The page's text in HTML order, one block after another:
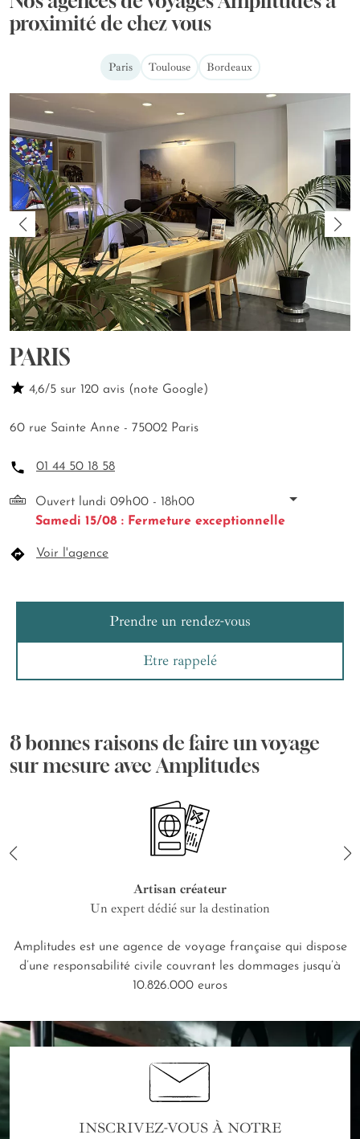
proximité de chez vous
Paris Toulouse Bordeaux
PARIS
4,6/5 sur 120 avis (note Google)
60 rue Sainte Anne - 75002 Paris
01 44 50 18 58
Ouvert lundi 09h00 - 18h00
Samedi 15/08 : Fermeture exceptionnelle
Voir l'agence
Prendre un rendez-vous
Etre rappelé
8 bonnes raisons de faire un voyage
sur mesure avec Amplitudes
Artisan créateur
Un expert dédié sur la destination
Amplitudes est une agence de voyage française qui dispose
d’une responsabilité civile couvrant les dommages jusqu’à
10.826.000 euros
INSCRIVEZ-VOUS À NOTRE